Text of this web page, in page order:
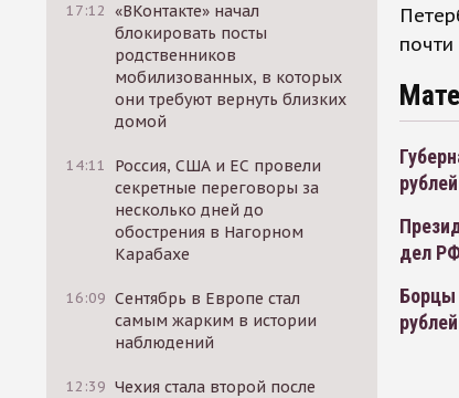
17:12 «ВКонтакте» начал
блокировать посты
родственников
мобилизованных, в которых
они требуют вернуть близких
домой
14:11
Россия, США и ЕС провели
секретные переговоры за
несколько дней до
обострения в Нагорном
Карабахе
16:09 Сентябрь в Европе стал
самым жарким в истории
наблюдений
12:39 Чехия стала второй после
рублей
дел
Борцы
рублей